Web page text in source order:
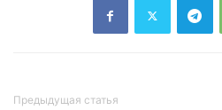
Предыдущая статья